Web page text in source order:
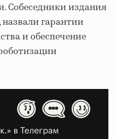
Собеседники издания
гарантии
и обеспечение